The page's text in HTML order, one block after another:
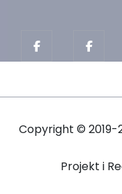
Copyright ©
Projekt i